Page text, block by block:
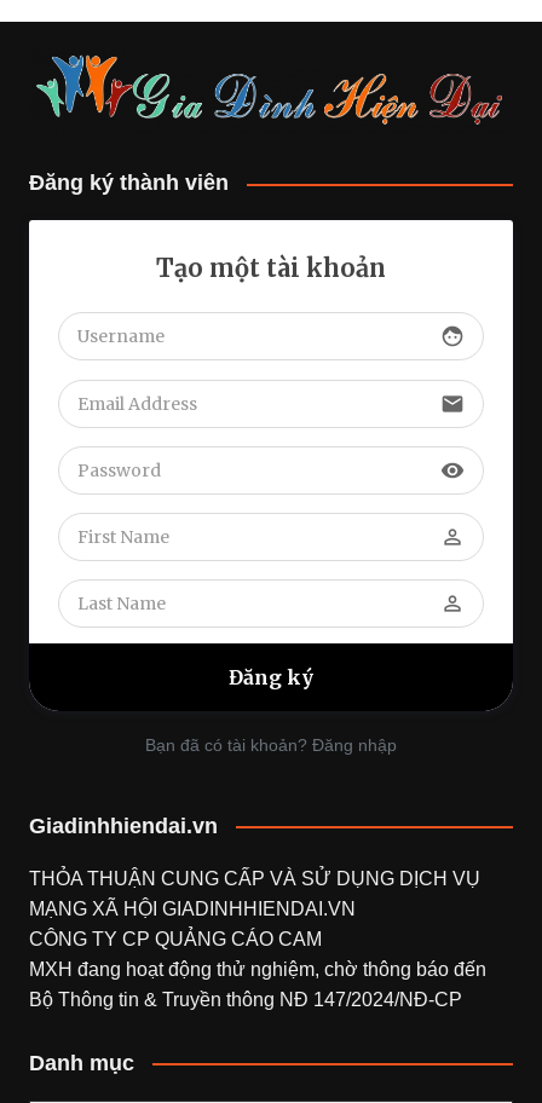
Đăng ký thành viên
Tạo một tài khoản
face
email
visibility
perm_identity
perm_identity
Bạn đã có tài khoản? Đăng nhập
Giadinhhiendai.vn
THỎA THUẬN CUNG CẤP VÀ SỬ DỤNG DỊCH VỤ
MẠNG XÃ HỘI GIADINHHIENDAI.VN
CÔNG TY CP QUẢNG CÁO CAM
MXH đang hoạt động thử nghiệm, chờ thông báo đến
Bộ Thông tin & Truyền thông NĐ 147/2024/NĐ-CP
Danh mục